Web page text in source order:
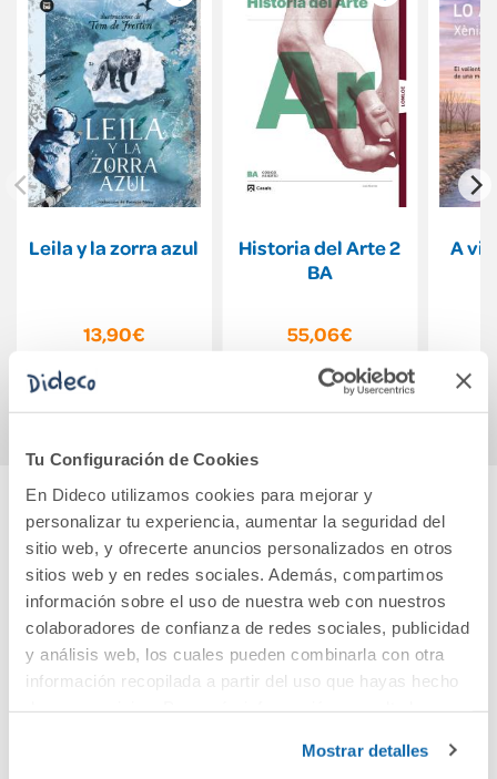
Tu Configuración de Cookies
En Dideco utilizamos cookies para mejorar y
personalizar tu experiencia, aumentar la seguridad del
sitio web, y ofrecerte anuncios personalizados en otros
sitios web y en redes sociales. Además, compartimos
información sobre el uso de nuestra web con nuestros
colaboradores de confianza de redes sociales, publicidad
y análisis web, los cuales pueden combinarla con otra
información recopilada a partir del uso que hayas hecho
Mostrar detalles
Leila y la zorra azul
13,90€
Comprar
Historia del Arte 2
BA
55,06€
Comprar
A
Cuéntanos tu opinión
¡Sé el primero en valorar este producto!
Debes iniciar sesión para poder valorarlo